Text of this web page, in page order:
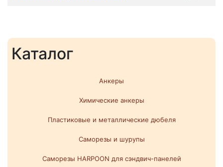
Каталог
Анкеры
Химические анкеры
Пластиковые и металлические дюбеля
Саморезы и шурупы
Саморезы HARPOON для сэндвич-панелей